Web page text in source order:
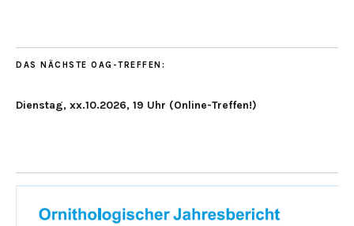
DAS NÄCHSTE OAG-TREFFEN:
Dienstag, xx.10.2026, 19 Uhr (Online-Treffen!)